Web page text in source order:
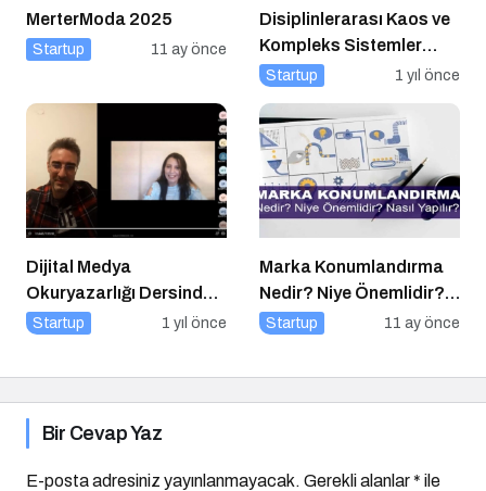
MerterModa 2025
Startup 11 ay önce
Disiplinlerarası Kaos ve
Kompleks Sistemler
Sempozyumu İçin Geri
Startup 1 yıl önce
Dijital Medya
Okuryazarlığı Dersinde
Dijital Markalaşma
Startup 1 yıl önce
Marka Konumlandırma
Nedir? Niye Önemlidir?
Nasıl Yapılır?
Startup 11 ay önce
Bir Cevap Yaz
E-posta adresiniz yayınlanmayacak. Gerekli alanlar* ile